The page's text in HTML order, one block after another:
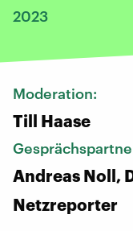
2023
Moderation:
Till Haase
Andreas Noll,
Netzreporter